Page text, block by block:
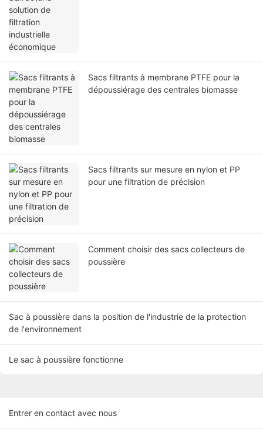
Sacs filtrants à membrane PTFE pour la
dépoussiérage des centrales biomasse
Sacs filtrants sur mesure en nylon et PP
pour une filtration de précision
Comment choisir des sacs collecteurs de
poussière
Sac à poussière dans la position de l'industrie de la protection
de l'environnement
Le sac à poussière fonctionne
Entrer en contact avec nous